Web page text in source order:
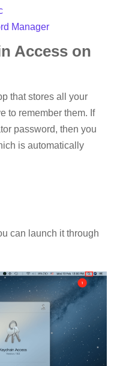
Manager
Access on
that stores all your
to remember them. If
password, then you
is automatically
can launch it through